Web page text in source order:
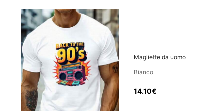
14 .10€ Prezzo IVA e dazi inclusi
Magliette da uomo
Magliette da uomo
Bianco
14.10€